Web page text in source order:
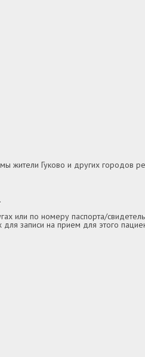
Гуково и других городов
.
или по номеру паспорта/
записи на прием для этого